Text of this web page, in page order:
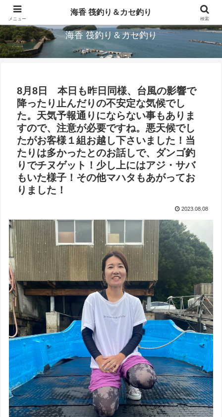
三重県鳥羽市/浦村(うらむら)筏釣り＆カセ釣り海香です。
海香 筏釣り＆カセ釣り
8月8日 本日も昨日同様、台風の影響で
降ったり止んだりの不安定な気候でし
た。天気予報通りにならない事もありま
すので、注意が必要ですね。悪天候でし
たがお客様１組お越し下さいました！当
たりは多かったとのお話しで、ダンゴ釣
りでチヌゲット！少し上にはアジ・サバ
もいた様子！その他マハタもあがってお
りました！
2023.08.08
メニュー
海香 筏釣り＆カセ釣り
検索